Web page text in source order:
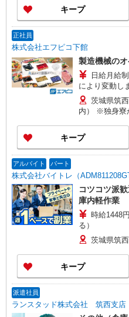
キープ
正社員
株式会社エフピコ下館
製造機械の
日給月給
により変動します。 ※検査・梱包ス
による) 月給
一律 初任給
茨城県筑
内） ※独身寮からの通勤時間：約8km／車で約10
キープ
アルバイト パート
株式会社バイトレ（
コツコツ派
庫内軽作業
時給1448
る）
茨城県筑
キープ
派遣社員
ランスタッド株式会社 筑西支店